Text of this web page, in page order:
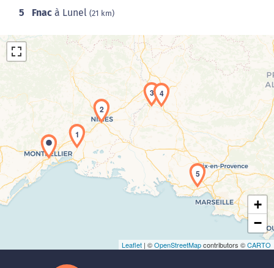
5 Fnac à Lunel (21 km)
Chargement de la carte en cours...
1
2
3 4
5
+
−
Leaflet | ©OpenStreetMapcontributors ©CARTO